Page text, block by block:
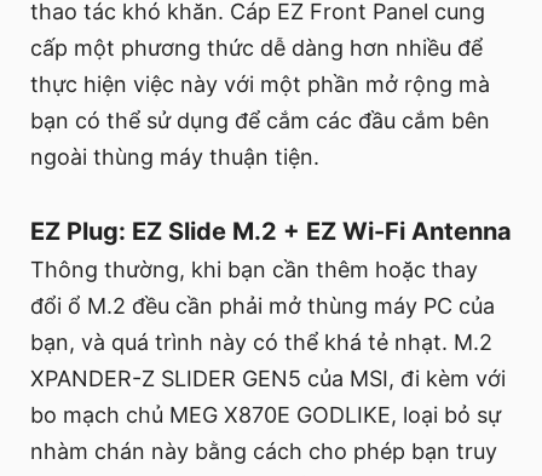
thao tác khó khăn. Cáp EZ Front Panel cung
cấp một phương thức dễ dàng hơn nhiều để
thực hiện việc này với một phần mở rộng mà
bạn có thể sử dụng để cắm các đầu cắm bên
ngoài thùng máy thuận tiện.
EZ Plug: EZ Slide M.2 + EZ Wi-Fi Antenna
Thông thường, khi bạn cần thêm hoặc thay
đổi ổ M.2 đều cần phải mở thùng máy PC của
bạn, và quá trình này có thể khá tẻ nhạt. M.2
XPANDER-Z SLIDER GEN5 của MSI, đi kèm với
bo mạch chủ MEG X870E GODLIKE, loại bỏ sự
nhàm chán này bằng cách cho phép bạn truy